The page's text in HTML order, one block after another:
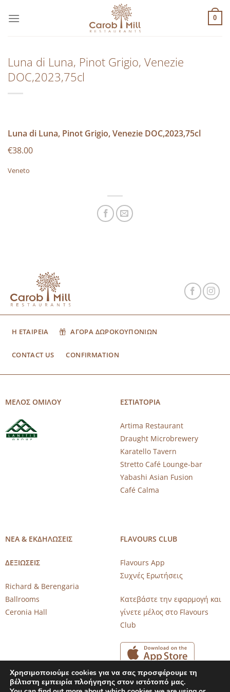
στο
0
Luna di Luna, Pinot Grigio, Venezie
DOC,2023,75cl
Luna di Luna, Pinot Grigio, Venezie DOC,2023,75cl
€38.00
Veneto
Η ΕΤΑΙΡΕΙΑ ΑΓΟΡΑ ΔΩΡΟΚΟΥΠΟΝΙΩΝ
CONTACT US CONFIRMATION
ΜΕΛΟΣ ΟΜΙΛΟΥ ΕΣΤΙΑΤΟΡΙΑ
Artima Restaurant
Draught Microbrewery
Karatello Tavern
Stretto Café Lounge-bar
Yabashi Asian Fusion
Café Calma
ΝΕΑ & ΕΚΔΗΛΩΣΕΙΣ
ΔΕΞΙΩΣΕΙΣ
Richard & Berengaria
Ballrooms
Ceronia Hall
FLAVOURS CLUB
Flavours App
Συχνές Ερωτήσεις
Κατεβάστε την εφαρμογή και
γίνετε μέλος στο Flavours
Club
Χρησιμοποιούμε cookies για να σας προσφέρουμε τη
βέλτιστη εμπειρία πλοήγησης στον ιστότοπό μας.